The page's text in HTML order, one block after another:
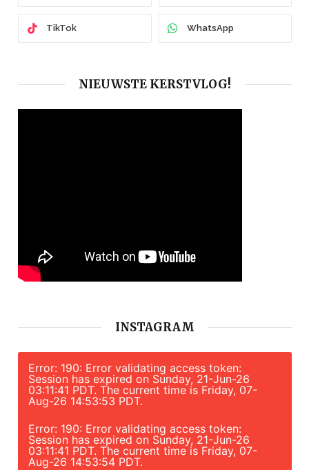
TikTok WhatsApp
NIEUWSTE KERSTVLOG!
INSTAGRAM
Error: 190: Error validating access token:
Session has expired on Sunday, 21-Jun-26
03:11:41 PDT. The current time is Friday, 07-
Aug-26 14:53:53 PDT.
Error: 190: Error validating access token:
Session has expired on Sunday, 21-Jun-26
03:11:41 PDT. The current time is Friday, 07-
Aug-26 14:53:54 PDT.